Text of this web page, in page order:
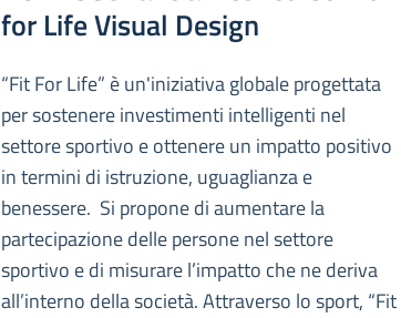
for Life Visual Design
“Fit For Life” è un'iniziativa globale progettata
per sostenere investimenti intelligenti nel
settore sportivo e ottenere un impatto positivo
in termini di istruzione, uguaglianza e
benessere. Si propone di aumentare la
partecipazione delle persone nel settore
sportivo e di misurare l’impatto che ne deriva
all’interno della società. Attraverso lo sport, “Fit